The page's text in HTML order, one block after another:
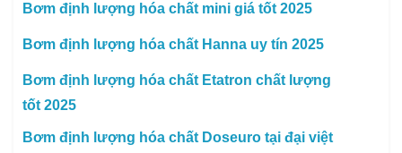
Bơm định lượng hóa chất mini giá tốt 2025
Bơm định lượng hóa chất Hanna uy tín 2025
Bơm định lượng hóa chất Etatron chất lượng
tốt 2025
Bơm định lượng hóa chất Doseuro tại đại việt